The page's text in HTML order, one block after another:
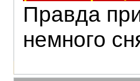
Правда
немного